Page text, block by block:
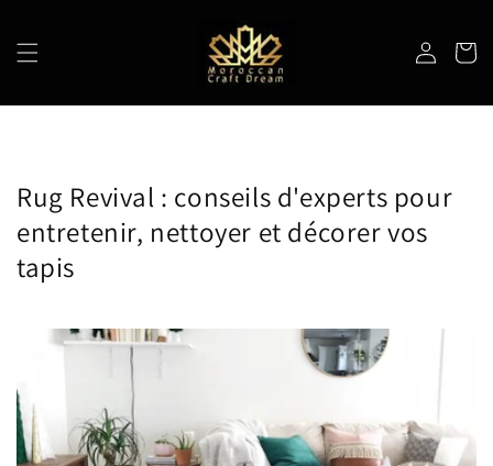
au
contenu
ConnexionPanier
Rug Revival : conseils d'experts pour
entretenir, nettoyer et décorer vos
tapis